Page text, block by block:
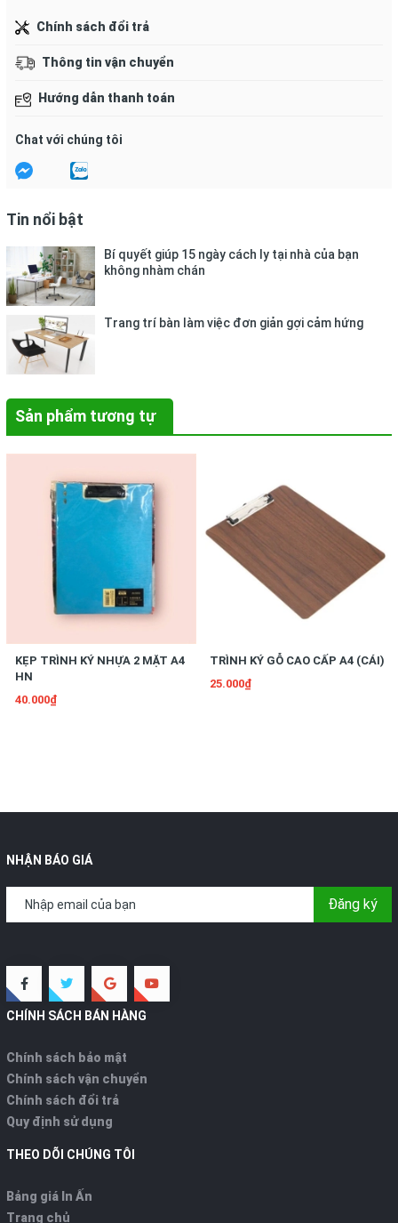
nhiên trừ khi được chỉ định cụ thể.
viên văn phòng, trường học, bệnh viện, phòng khám, công
ty, xí nghiệp…
- Không dùng vào các công việc như dùng đồ kê để cất
giấy.
Chính sách đổi trả
Thông tin vận chuyển
Hướng dẫn thanh toán
Chat với chúng tôi
Tin nổi bật
Bí quyết giúp 15 ngày cách ly tại nhà của bạn
không nhàm chán
Trang trí bàn làm việc đơn giản gợi cảm hứng
Sản phẩm tương tự
KẸP TRÌNH KÝ NHỰA 2 MẶT A4
HN
40.000₫
TRÌNH KÝ GỖ CAO CẤP A4 (CÁI)
25.000₫
NHẬN BÁO GIÁ
Đăng ký
CHÍNH SÁCH BÁN HÀNG
Chính sách bảo mật
Chính sách vận chuyển
Chính sách đổi trả
Quy định sử dụng
THEO DÕI CHÚNG TÔI
Bảng giá In Ấn
Trang chủ